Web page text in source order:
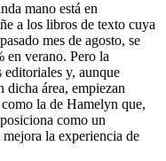
mano está en
a los libros de texto cuya
mes de agosto, se
en verano. Pero la
editoriales y, aunque
dicha área, empiezan
la de Hamelyn que,
como un
la experiencia de